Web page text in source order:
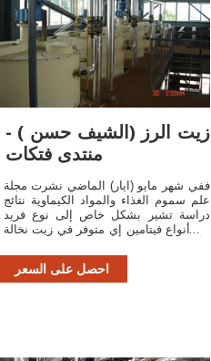
زيت الرز (الشيف حسن ) -
منتدى فتكات
ففي شهر مايو (ايار) الماضي نشرت مجلة
علم سموم الغذاء والمواد الكيماوية نتائج
دراسة تشير بشكل خاص إلى نوع فريد
من أنواع فيتامين إي متوفر في زيت نخالة
احصل على السعر